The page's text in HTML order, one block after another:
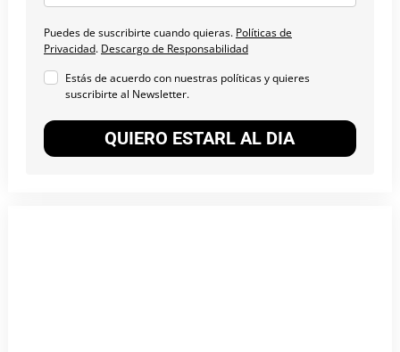
Puedes de suscribirte cuando quieras. Políticas de
Privacidad. Descargo de Responsabilidad
Estás de acuerdo con nuestras políticas y quieres
suscribirte al Newsletter.
QUIERO ESTARL AL DIA